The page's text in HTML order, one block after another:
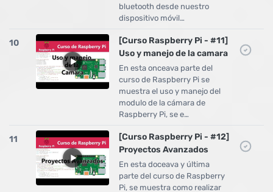
bluetooth desde nuestro
dispositivo móvil…
10
[Curso Raspberry Pi - #11]
Uso y manejo de la camara
En esta onceava parte del
curso de Raspberry Pi se
muestra el uso y manejo del
modulo de la cámara de
Raspberry Pi, se e…
11
[Curso Raspberry Pi - #12]
Proyectos Avanzados
En esta doceava y última
parte del curso de Raspberry
Pi, se muestra como realizar